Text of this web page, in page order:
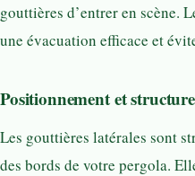
gouttières d’entrer en scène.
une évacuation efficace et
Positionnement et
Les gouttières latérales sont
des bords de votre pergola.